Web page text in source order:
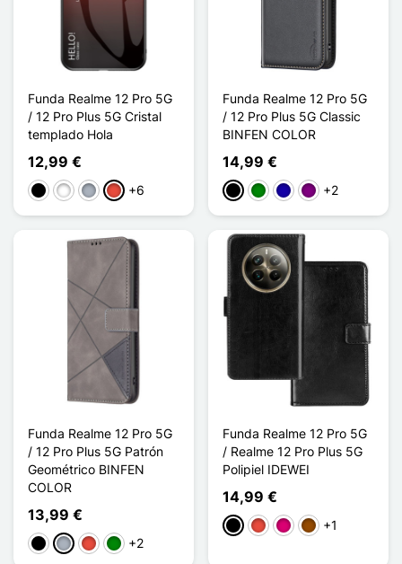
Funda Realme 12 Pro 5G
/ 12 Pro Plus 5G Cristal
templado Hola
12,99 €
NegroBlanco
Gris Rojo+6
Funda Realme 12 Pro 5G
/ 12 Pro Plus 5G Classic
BINFEN COLOR
14,99 €
NegroVerdeAzul oscuro
Púrpura
+2
Funda Realme 12 Pro 5G
/ 12 Pro Plus 5G Patrón
Geométrico BINFEN
COLOR
13,99 €
Negro
Gris RojoVerde
+2
Funda Realme 12 Pro 5G
/ Realme 12 Pro Plus 5G
Polipiel IDEWEI
14,99 €
NegroRojoMagenta
Marrón
+1